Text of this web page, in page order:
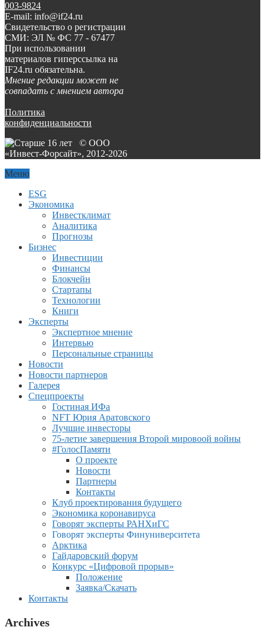
003-9824
E-mail: info@if24.ru
Свидетельство о регистрации
СМИ: ЭЛ № ФС 77 - 67477
При использовании
материалов гиперссылка на
IF24.ru обязательна.
Мнение редакции может не
совпадать с мнением автора
Политика
конфиденциальности
© ООО
«Инвест-Форсайт», 2012-2026
Меню
ESG
Экономика
Инвестклимат
Аналитика
Прогнозы
Бизнес
Инвестиции
Финансы
Блокчейн
Стартапы
Технологии
Книги
Эксперты
Экспертное мнение
Интервью
Персональные страницы
Новости
Новости партнеров
Галерея
Спецпроекты
Гостиная ИФа
NFT Юрия Аратовского
Лучшие инвесторы
75-летие завершения Второй мировоой войны
#ГолосПамяти
О проекте
Новости
Партнеры
Контакты
Клуб проектирования будущего
Экономика коронавируса
Говорят эксперты РАНХиГС
Говорят эксперты Финуниверситета
Арктика
Гайдаровский форум
Конкурс «Цифровой прорыв»
Положение
Заявка/Скачать
Контакты
Archives